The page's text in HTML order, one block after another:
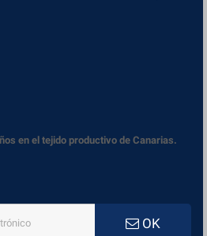
en el tejido productivo de Canarias.
OK